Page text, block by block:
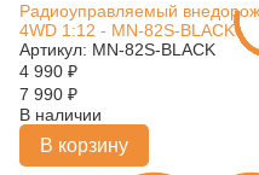
Радиоуправляемый
4WD 1:12 - MN-82S-BLACK
Артикул: MN-82S-BLACK
4 990 ₽
7 990 ₽
В наличии
В корзину